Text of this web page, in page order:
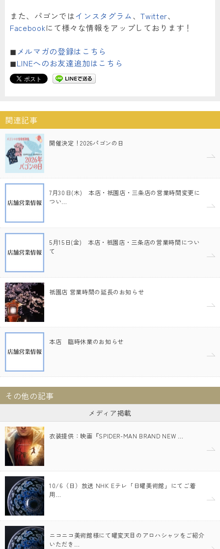
また、パゴンではインスタグラム、Twitter、
Facebookにて様々な情報をアップしております！
◼︎メルマガの登録はこちら
◼︎LINEへのお友達追加はこちら
関連記事
開催決定！2026パゴンの日
7月30日(木) 本店・祇園店・三条店の営業時間変更に
つい…
5月15日(金) 本店・祇園店・三条店の営業時間につい
て
祇園店 営業時間の延長のお知らせ
本店 臨時休業のお知らせ
その他の記事
メディア掲載
衣装提供：映画『SPIDER-MAN BRAND NEW …
10/6（日）放送 NHK Eテレ「日曜美術館」にてご着
用…
ニコニコ美術館様にて曜変天目のアロハシャツをご紹介
いただき…